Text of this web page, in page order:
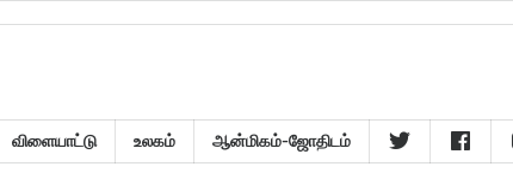
விளையாட்டு உலகம் ஆன்மிகம்-ஜோதிடம்